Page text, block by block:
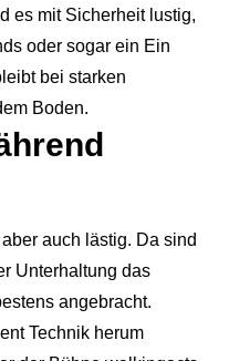
es mit Sicherheit lustig,
oder sogar ein Ein
bei starken
Boden.
auch lästig. Da sind
Unterhaltung das
angebracht.
Technik herum